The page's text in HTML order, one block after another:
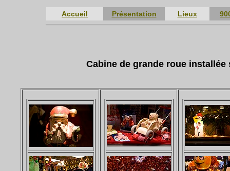
Accueil Présentation Lieux
Cabine de grande roue